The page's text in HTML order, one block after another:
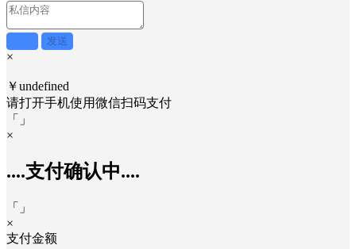
发送
×
￥undefined
请打开手机使用微信扫码支付
「
」
×
....支付确认中....
「
」
×
支付金额